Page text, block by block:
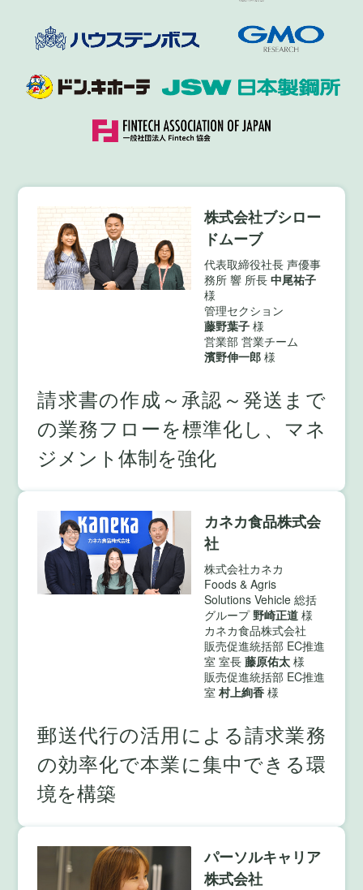
株式会社ブシロー
ドムーブ
代表取締役社長 声優事
務所 響 所長中尾祐子
様
管理セクション
藤野葉子 様
営業部 営業チーム
濱野伸一郎 様
請求書の作成～承認～発送まで
の業務フローを標準化し、マネ
ジメント体制を強化
カネカ食品株式会
社
株式会社カネカ
Foods & Agris
Solutions Vehicle 総括
グループ 野崎正道 様
カネカ食品株式会社
販売促進統括部 EC推進
室 室長藤原佑太 様
販売促進統括部 EC推進
室村上絢香 様
郵送代行の活用による請求業務
の効率化で本業に集中できる環
境を構築
パーソルキャリア
株式会社